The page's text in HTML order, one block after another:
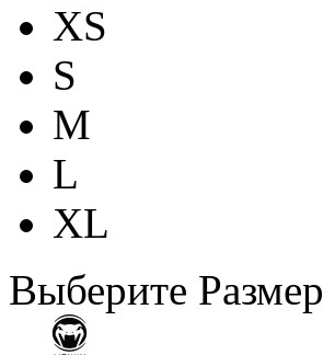
XS
S
M
L
XL
Выберите Размер